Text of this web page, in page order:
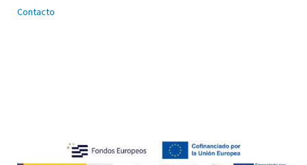
Contacto